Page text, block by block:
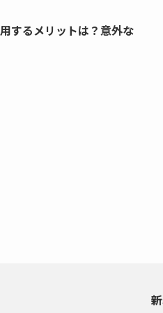
するメリットは？意外な